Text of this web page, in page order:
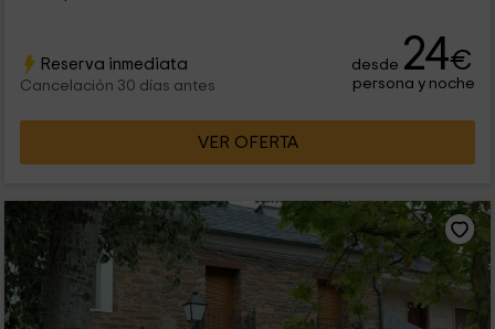
Reserva inmediata
Cancelación 30 días antes
desde 24€
persona y noche
VER OFERTA